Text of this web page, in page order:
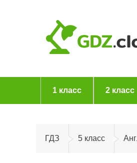
1 класс 2 класс
ГДЗ 5 класс